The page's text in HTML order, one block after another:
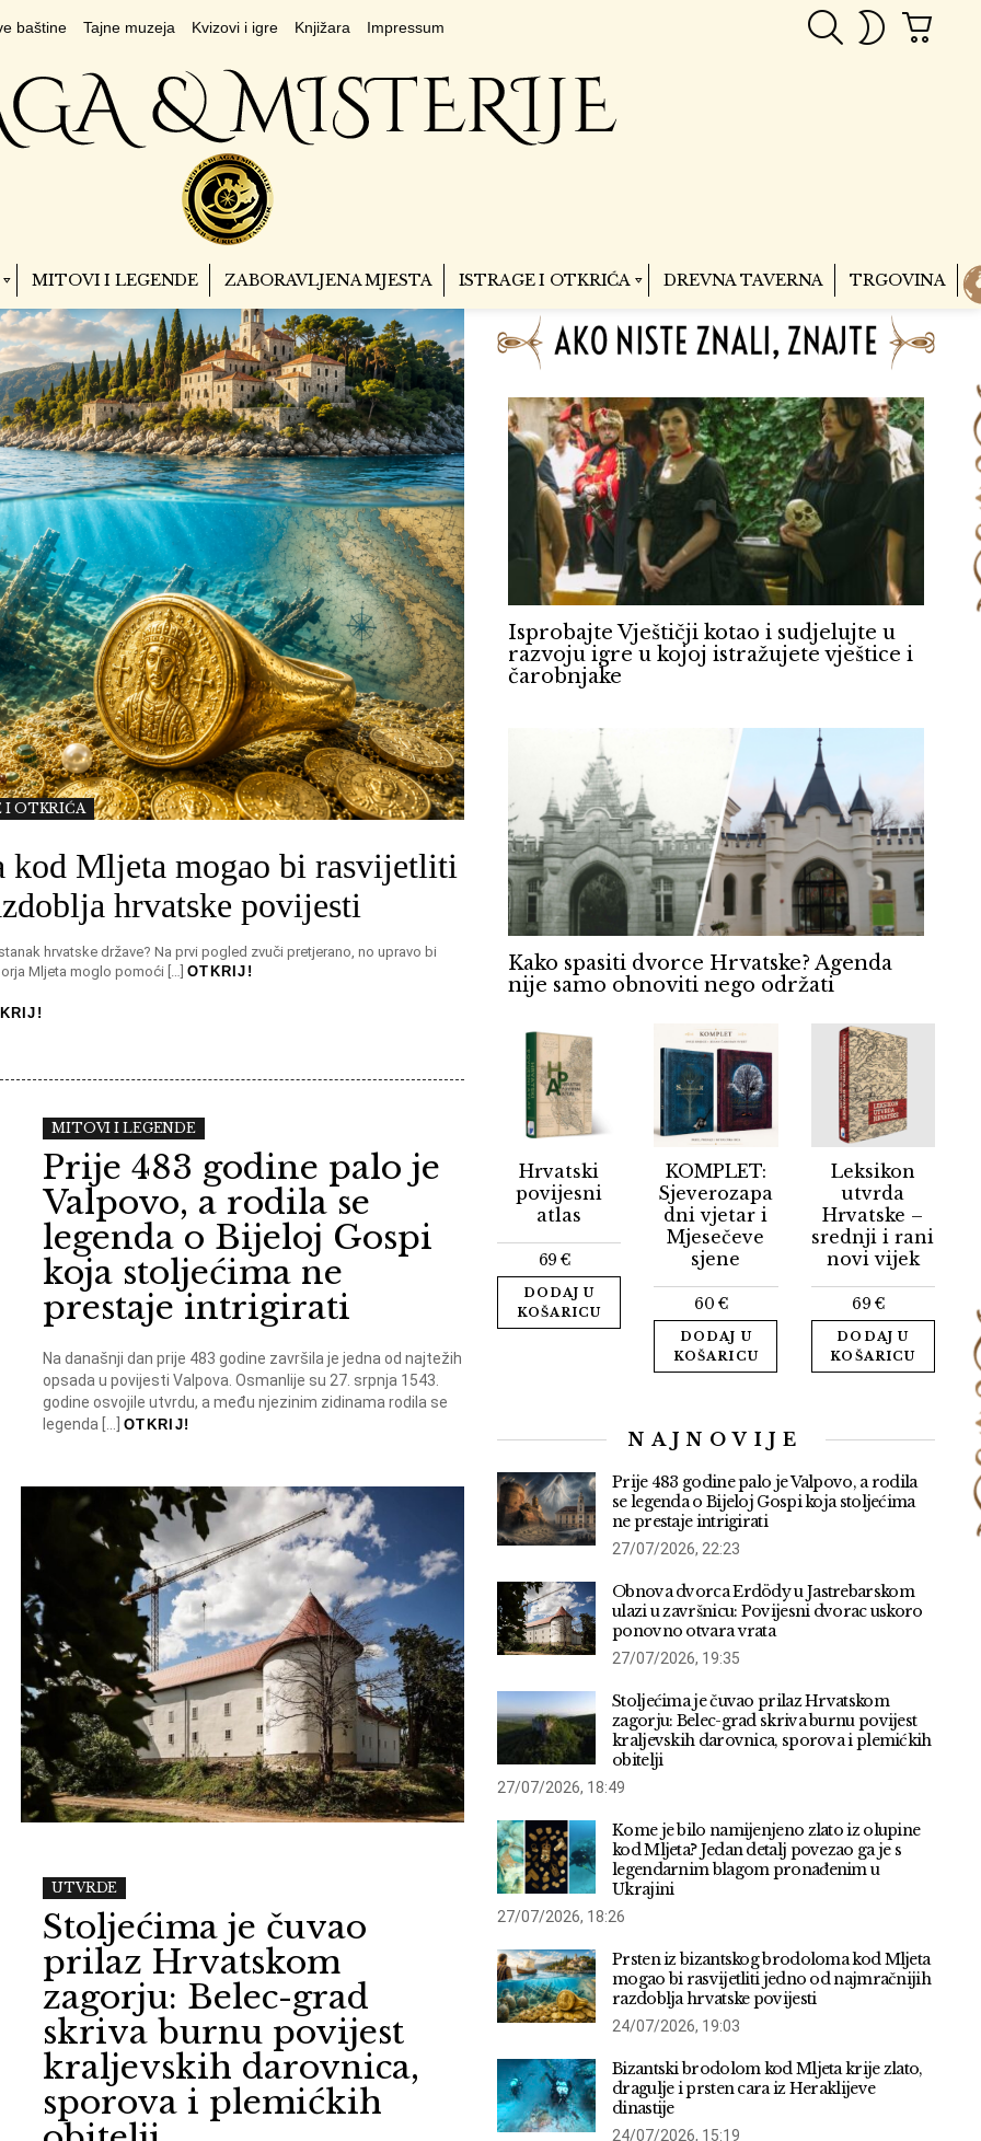
baštine Tajne muzeja Kvizovi i igre Knjižara Impressum
PRETRAGASWITCH
SKIN
MITOVI I LEGENDE ZABORAVLJENA MJESTA ISTRAGE I OTKRIĆA DREVNA TAVERNA TRGOVINA
I OTKRIĆA
kod Mljeta mogao bi rasvijetliti
hrvatske povijesti
hrvatske države? Na prvi pogled zvuči pretjerano, no upravo bi
Mljeta moglo pomoći […] OTKRIJ!
MITOVI I LEGENDE
Prije 483 godine palo je
Valpovo, a rodila se
legenda o Bijeloj Gospi
koja stoljećima ne
prestaje intrigirati
Na današnji dan prije 483 godine završila je jedna od najtežih
opsada u povijesti Valpova. Osmanlije su 27. srpnja 1543.
godine osvojile utvrdu, a među njezinim zidinama rodila se
legenda […] OTKRIJ!
UTVRDE
Stoljećima je čuvao
prilaz Hrvatskom
zagorju: Belec-grad
skriva burnu povijest
kraljevskih darovnica,
sporova i plemićkih
Isprobajte Vještičji kotao i sudjelujte u
razvoju igre u kojoj istražujete vještice i
čarobnjake
Kako spasiti dvorce Hrvatske? Agenda
nije samo obnoviti nego održati
Hrvatski
povijesni
atlas
69 €
DODAJ U
KOŠARICU
KOMPLET:
Sjeverozapa
dni vjetar i
Mjesečeve
sjene
60 €
DODAJ U
KOŠARICU
Leksikon
utvrda
Hrvatske –
srednji i rani
novi vijek
69 €
DODAJ U
KOŠARICU
NAJNOVIJE
Prije 483 godine palo je Valpovo, a rodila
se legenda o Bijeloj Gospi koja stoljećima
ne prestaje intrigirati
27/07/2026, 22:23
Obnova dvorca Erdödy u Jastrebarskom
ulazi u završnicu: Povijesni dvorac uskoro
ponovno otvara vrata
27/07/2026, 19:35
Stoljećima je čuvao prilaz Hrvatskom
zagorju: Belec-grad skriva burnu povijest
kraljevskih darovnica, sporova i plemićkih
obitelji
27/07/2026, 18:49
Kome je bilo namijenjeno zlato iz olupine
kod Mljeta? Jedan detalj povezao ga je s
legendarnim blagom pronađenim u
Ukrajini
27/07/2026, 18:26
Prsten iz bizantskog brodoloma kod Mljeta
mogao bi rasvijetliti jedno od najmračnijih
razdoblja hrvatske povijesti
24/07/2026, 19:03
Bizantski brodolom kod Mljeta krije zlato,
dragulje i prsten cara iz Heraklijeve
dinastije
24/07/2026, 15:19